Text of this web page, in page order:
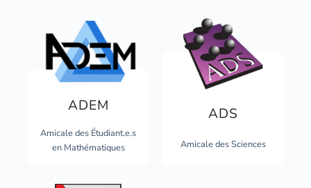
ADEM
Amicale des Étudiant.e.s
en Mathématiques
ADS
Amicale des Sciences